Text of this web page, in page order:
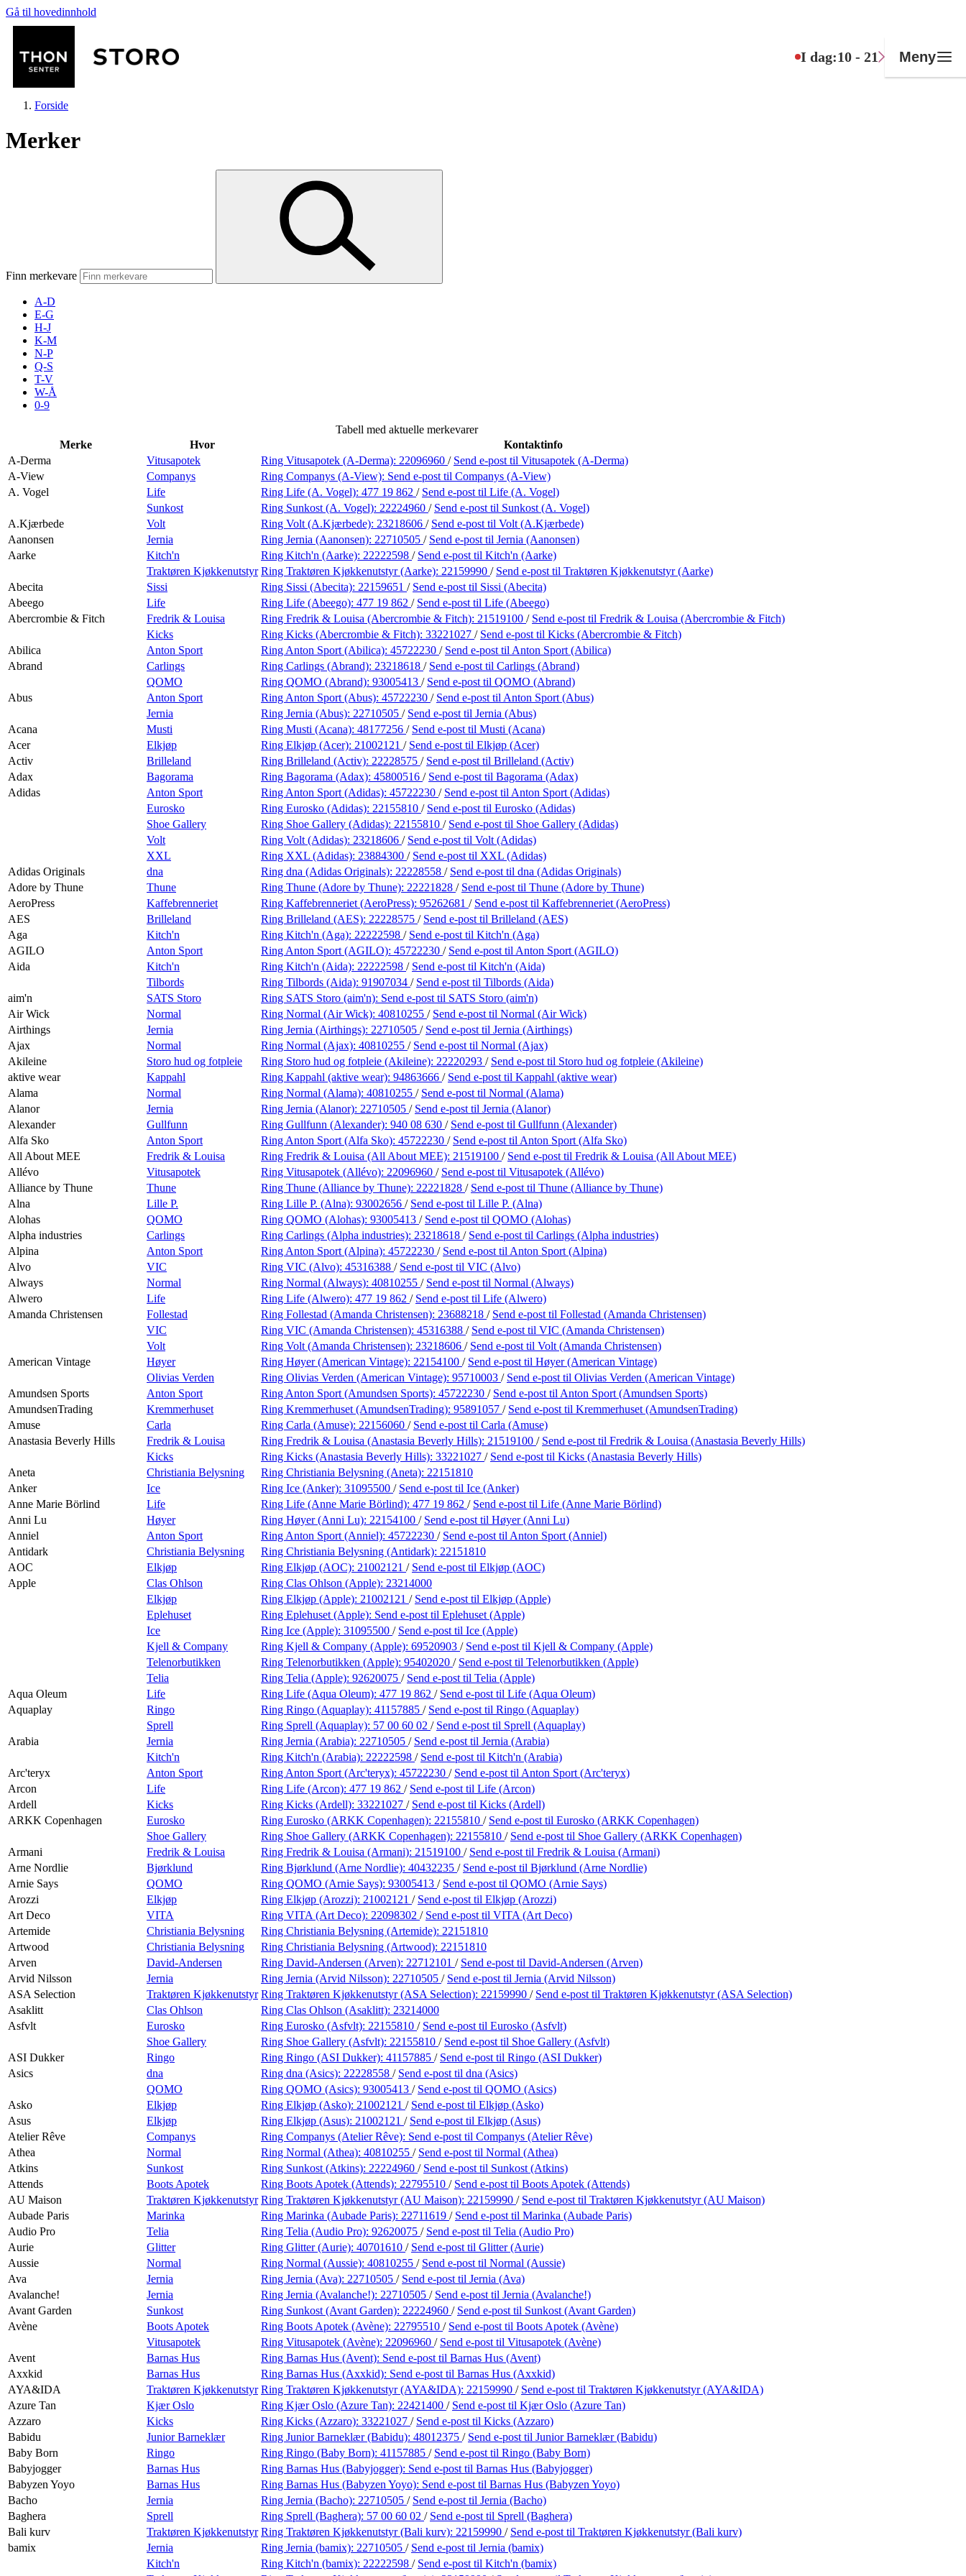
Gå til hovedinnhold
I dag:10 - 21 Meny
Mat og drikke
Merker
Inspirasjon
Åpningstider
Praktisk informasjon
Ledige stillinger
Forside
Merker
Finn merkevare
A-D
E-G
H-J
K-M
N-P
Q-S
T-V
W-Å
0-9
Tabell med aktuelle merkevarer
Merke
Hvor
Kontaktinfo
A-Derma
Vitusapotek Ring Vitusapotek (A-Derma): 22096960 / Send e-post til Vitusapotek (A-Derma)
A-View
Companys Ring Companys (A-View): Send e-post til Companys (A-View)
A. Vogel
Life Ring Life (A. Vogel): 477 19 862 / Send e-post til Life (A. Vogel)
Sunkost
Ring Sunkost (A. Vogel): 22224960 / Send e-post til Sunkost (A. Vogel)
A.Kjærbede
Volt Ring Volt (A.Kjærbede): 23218606 / Send e-post til Volt (A.Kjærbede)
Aanonsen
Jernia Ring Jernia (Aanonsen): 22710505 / Send e-post til Jernia (Aanonsen)
Aarke
Kitch'n Ring Kitch'n (Aarke): 22222598 / Send e-post til Kitch'n (Aarke)
Traktøren Kjøkkenutstyr Ring Traktøren Kjøkkenutstyr (Aarke): 22159990 / Send e-post til Traktøren Kjøkkenutstyr (Aarke)
Abecita
Sissi Ring Sissi (Abecita): 22159651 / Send e-post til Sissi (Abecita)
Abeego
Life Ring Life (Abeego): 477 19 862 / Send e-post til Life (Abeego)
Abercrombie & Fitch
Fredrik & Louisa Ring Fredrik & Louisa (Abercrombie & Fitch): 21519100 / Send e-post til Fredrik & Louisa (Abercrombie & Fitch)
Kicks
Ring Kicks (Abercrombie & Fitch): 33221027 / Send e-post til Kicks (Abercrombie & Fitch)
Abilica
Anton Sport Ring Anton Sport (Abilica): 45722230 / Send e-post til Anton Sport (Abilica)
Abrand
Carlings Ring Carlings (Abrand): 23218618 / Send e-post til Carlings (Abrand)
QOMO
Ring QOMO (Abrand): 93005413 / Send e-post til QOMO (Abrand)
Abus
Anton Sport Ring Anton Sport (Abus): 45722230 / Send e-post til Anton Sport (Abus)
Jernia
Ring Jernia (Abus): 22710505 / Send e-post til Jernia (Abus)
Acana
Musti Ring Musti (Acana): 48177256 / Send e-post til Musti (Acana)
Acer
Elkjøp Ring Elkjøp (Acer): 21002121 / Send e-post til Elkjøp (Acer)
Activ
Brilleland Ring Brilleland (Activ): 22228575 / Send e-post til Brilleland (Activ)
Adax
Bagorama Ring Bagorama (Adax): 45800516 / Send e-post til Bagorama (Adax)
Adidas
Anton Sport Ring Anton Sport (Adidas): 45722230 / Send e-post til Anton Sport (Adidas)
Eurosko
Ring Eurosko (Adidas): 22155810 / Send e-post til Eurosko (Adidas)
Shoe Gallery
Ring Shoe Gallery (Adidas): 22155810 / Send e-post til Shoe Gallery (Adidas)
Volt
Ring Volt (Adidas): 23218606 / Send e-post til Volt (Adidas)
XXL
Ring XXL (Adidas): 23884300 / Send e-post til XXL (Adidas)
Adidas Originals
dna Ring dna (Adidas Originals): 22228558 / Send e-post til dna (Adidas Originals)
Adore by Thune
Thune Ring Thune (Adore by Thune): 22221828 / Send e-post til Thune (Adore by Thune)
AeroPress
Kaffebrenneriet Ring Kaffebrenneriet (AeroPress): 95262681 / Send e-post til Kaffebrenneriet (AeroPress)
AES
Brilleland Ring Brilleland (AES): 22228575 / Send e-post til Brilleland (AES)
Aga
Kitch'n Ring Kitch'n (Aga): 22222598 / Send e-post til Kitch'n (Aga)
AGILO
Anton Sport Ring Anton Sport (AGILO): 45722230 / Send e-post til Anton Sport (AGILO)
Aida
Kitch'n Ring Kitch'n (Aida): 22222598 / Send e-post til Kitch'n (Aida)
Tilbords
Ring Tilbords (Aida): 91907034 / Send e-post til Tilbords (Aida)
aim'n
SATS Storo Ring SATS Storo (aim'n): Send e-post til SATS Storo (aim'n)
Air Wick
Normal Ring Normal (Air Wick): 40810255 / Send e-post til Normal (Air Wick)
Airthings
Jernia Ring Jernia (Airthings): 22710505 / Send e-post til Jernia (Airthings)
Ajax
Normal Ring Normal (Ajax): 40810255 / Send e-post til Normal (Ajax)
Akileine
Storo hud og fotpleie Ring Storo hud og fotpleie (Akileine): 22220293 / Send e-post til Storo hud og fotpleie (Akileine)
aktive wear
Kappahl Ring Kappahl (aktive wear): 94863666 / Send e-post til Kappahl (aktive wear)
Alama
Normal Ring Normal (Alama): 40810255 / Send e-post til Normal (Alama)
Alanor
Jernia Ring Jernia (Alanor): 22710505 / Send e-post til Jernia (Alanor)
Alexander
Gullfunn Ring Gullfunn (Alexander): 940 08 630 / Send e-post til Gullfunn (Alexander)
Alfa Sko
Anton Sport Ring Anton Sport (Alfa Sko): 45722230 / Send e-post til Anton Sport (Alfa Sko)
All About MEE
Fredrik & Louisa Ring Fredrik & Louisa (All About MEE): 21519100 / Send e-post til Fredrik & Louisa (All About MEE)
Allévo
Vitusapotek Ring Vitusapotek (Allévo): 22096960 / Send e-post til Vitusapotek (Allévo)
Alliance by Thune
Thune Ring Thune (Alliance by Thune): 22221828 / Send e-post til Thune (Alliance by Thune)
Alna
Lille P. Ring Lille P. (Alna): 93002656 / Send e-post til Lille P. (Alna)
Alohas
QOMO Ring QOMO (Alohas): 93005413 / Send e-post til QOMO (Alohas)
Alpha industries
Carlings Ring Carlings (Alpha industries): 23218618 / Send e-post til Carlings (Alpha industries)
Alpina
Anton Sport Ring Anton Sport (Alpina): 45722230 / Send e-post til Anton Sport (Alpina)
Alvo
VIC Ring VIC (Alvo): 45316388 / Send e-post til VIC (Alvo)
Always
Normal Ring Normal (Always): 40810255 / Send e-post til Normal (Always)
Alwero
Life Ring Life (Alwero): 477 19 862 / Send e-post til Life (Alwero)
Amanda Christensen
Follestad Ring Follestad (Amanda Christensen): 23688218 / Send e-post til Follestad (Amanda Christensen)
VIC
Ring VIC (Amanda Christensen): 45316388 / Send e-post til VIC (Amanda Christensen)
Volt
Ring Volt (Amanda Christensen): 23218606 / Send e-post til Volt (Amanda Christensen)
American Vintage
Høyer Ring Høyer (American Vintage): 22154100 / Send e-post til Høyer (American Vintage)
Olivias Verden
Ring Olivias Verden (American Vintage): 95710003 / Send e-post til Olivias Verden (American Vintage)
Amundsen Sports
Anton Sport Ring Anton Sport (Amundsen Sports): 45722230 / Send e-post til Anton Sport (Amundsen Sports)
AmundsenTrading
Kremmerhuset Ring Kremmerhuset (AmundsenTrading): 95891057 / Send e-post til Kremmerhuset (AmundsenTrading)
Amuse
Carla Ring Carla (Amuse): 22156060 / Send e-post til Carla (Amuse)
Anastasia Beverly Hills
Fredrik & Louisa Ring Fredrik & Louisa (Anastasia Beverly Hills): 21519100 / Send e-post til Fredrik & Louisa (Anastasia Beverly Hills)
Kicks
Ring Kicks (Anastasia Beverly Hills): 33221027 / Send e-post til Kicks (Anastasia Beverly Hills)
Aneta
Christiania Belysning Ring Christiania Belysning (Aneta): 22151810
Anker
Ice Ring Ice (Anker): 31095500 / Send e-post til Ice (Anker)
Anne Marie Börlind
Life Ring Life (Anne Marie Börlind): 477 19 862 / Send e-post til Life (Anne Marie Börlind)
Anni Lu
Høyer Ring Høyer (Anni Lu): 22154100 / Send e-post til Høyer (Anni Lu)
Anniel
Anton Sport Ring Anton Sport (Anniel): 45722230 / Send e-post til Anton Sport (Anniel)
Antidark
Christiania Belysning Ring Christiania Belysning (Antidark): 22151810
AOC
Elkjøp Ring Elkjøp (AOC): 21002121 / Send e-post til Elkjøp (AOC)
Apple
Clas Ohlson Ring Clas Ohlson (Apple): 23214000
Elkjøp
Ring Elkjøp (Apple): 21002121 / Send e-post til Elkjøp (Apple)
Eplehuset
Ring Eplehuset (Apple): Send e-post til Eplehuset (Apple)
Ice
Ring Ice (Apple): 31095500 / Send e-post til Ice (Apple)
Kjell & Company
Ring Kjell & Company (Apple): 69520903 / Send e-post til Kjell & Company (Apple)
Telenorbutikken
Ring Telenorbutikken (Apple): 95402020 / Send e-post til Telenorbutikken (Apple)
Telia
Ring Telia (Apple): 92620075 / Send e-post til Telia (Apple)
Aqua Oleum
Life Ring Life (Aqua Oleum): 477 19 862 / Send e-post til Life (Aqua Oleum)
Aquaplay
Ringo Ring Ringo (Aquaplay): 41157885 / Send e-post til Ringo (Aquaplay)
Sprell
Ring Sprell (Aquaplay): 57 00 60 02 / Send e-post til Sprell (Aquaplay)
Arabia
Jernia Ring Jernia (Arabia): 22710505 / Send e-post til Jernia (Arabia)
Kitch'n
Ring Kitch'n (Arabia): 22222598 / Send e-post til Kitch'n (Arabia)
Arc'teryx
Anton Sport Ring Anton Sport (Arc'teryx): 45722230 / Send e-post til Anton Sport (Arc'teryx)
Arcon
Life Ring Life (Arcon): 477 19 862 / Send e-post til Life (Arcon)
Ardell
Kicks Ring Kicks (Ardell): 33221027 / Send e-post til Kicks (Ardell)
ARKK Copenhagen
Eurosko Ring Eurosko (ARKK Copenhagen): 22155810 / Send e-post til Eurosko (ARKK Copenhagen)
Shoe Gallery
Ring Shoe Gallery (ARKK Copenhagen): 22155810 / Send e-post til Shoe Gallery (ARKK Copenhagen)
Armani
Fredrik & Louisa Ring Fredrik & Louisa (Armani): 21519100 / Send e-post til Fredrik & Louisa (Armani)
Arne Nordlie
Bjørklund Ring Bjørklund (Arne Nordlie): 40432235 / Send e-post til Bjørklund (Arne Nordlie)
Arnie Says
QOMO Ring QOMO (Arnie Says): 93005413 / Send e-post til QOMO (Arnie Says)
Arozzi
Elkjøp Ring Elkjøp (Arozzi): 21002121 / Send e-post til Elkjøp (Arozzi)
Art Deco
VITA Ring VITA (Art Deco): 22098302 / Send e-post til VITA (Art Deco)
Artemide
Christiania Belysning Ring Christiania Belysning (Artemide): 22151810
Artwood
Christiania Belysning Ring Christiania Belysning (Artwood): 22151810
Arven
David-Andersen Ring David-Andersen (Arven): 22712101 / Send e-post til David-Andersen (Arven)
Arvid Nilsson
Jernia Ring Jernia (Arvid Nilsson): 22710505 / Send e-post til Jernia (Arvid Nilsson)
ASA Selection
Traktøren Kjøkkenutstyr Ring Traktøren Kjøkkenutstyr (ASA Selection): 22159990 / Send e-post til Traktøren Kjøkkenutstyr (ASA Selection)
Asaklitt
Clas Ohlson Ring Clas Ohlson (Asaklitt): 23214000
Asfvlt
Eurosko Ring Eurosko (Asfvlt): 22155810 / Send e-post til Eurosko (Asfvlt)
Shoe Gallery
Ring Shoe Gallery (Asfvlt): 22155810 / Send e-post til Shoe Gallery (Asfvlt)
ASI Dukker
Ringo Ring Ringo (ASI Dukker): 41157885 / Send e-post til Ringo (ASI Dukker)
Asics
dna Ring dna (Asics): 22228558 / Send e-post til dna (Asics)
QOMO
Ring QOMO (Asics): 93005413 / Send e-post til QOMO (Asics)
Asko
Elkjøp Ring Elkjøp (Asko): 21002121 / Send e-post til Elkjøp (Asko)
Asus
Elkjøp Ring Elkjøp (Asus): 21002121 / Send e-post til Elkjøp (Asus)
Atelier Rêve
Companys Ring Companys (Atelier Rêve): Send e-post til Companys (Atelier Rêve)
Athea
Normal Ring Normal (Athea): 40810255 / Send e-post til Normal (Athea)
Atkins
Sunkost Ring Sunkost (Atkins): 22224960 / Send e-post til Sunkost (Atkins)
Attends
Boots Apotek Ring Boots Apotek (Attends): 22795510 / Send e-post til Boots Apotek (Attends)
AU Maison
Traktøren Kjøkkenutstyr Ring Traktøren Kjøkkenutstyr (AU Maison): 22159990 / Send e-post til Traktøren Kjøkkenutstyr (AU Maison)
Aubade Paris
Marinka Ring Marinka (Aubade Paris): 22711619 / Send e-post til Marinka (Aubade Paris)
Audio Pro
Telia Ring Telia (Audio Pro): 92620075 / Send e-post til Telia (Audio Pro)
Aurie
Glitter Ring Glitter (Aurie): 40701610 / Send e-post til Glitter (Aurie)
Aussie
Normal Ring Normal (Aussie): 40810255 / Send e-post til Normal (Aussie)
Ava
Jernia Ring Jernia (Ava): 22710505 / Send e-post til Jernia (Ava)
Avalanche!
Jernia Ring Jernia (Avalanche!): 22710505 / Send e-post til Jernia (Avalanche!)
Avant Garden
Sunkost Ring Sunkost (Avant Garden): 22224960 / Send e-post til Sunkost (Avant Garden)
Avène
Boots Apotek Ring Boots Apotek (Avène): 22795510 / Send e-post til Boots Apotek (Avène)
Vitusapotek
Ring Vitusapotek (Avène): 22096960 / Send e-post til Vitusapotek (Avène)
Avent
Barnas Hus Ring Barnas Hus (Avent): Send e-post til Barnas Hus (Avent)
Axxkid
Barnas Hus Ring Barnas Hus (Axxkid): Send e-post til Barnas Hus (Axxkid)
AYA&IDA
Traktøren Kjøkkenutstyr Ring Traktøren Kjøkkenutstyr (AYA&IDA): 22159990 / Send e-post til Traktøren Kjøkkenutstyr (AYA&IDA)
Azure Tan
Kjær Oslo Ring Kjær Oslo (Azure Tan): 22421400 / Send e-post til Kjær Oslo (Azure Tan)
Azzaro
Kicks Ring Kicks (Azzaro): 33221027 / Send e-post til Kicks (Azzaro)
Babidu
Junior Barneklær Ring Junior Barneklær (Babidu): 48012375 / Send e-post til Junior Barneklær (Babidu)
Baby Born
Ringo Ring Ringo (Baby Born): 41157885 / Send e-post til Ringo (Baby Born)
Babyjogger
Barnas Hus Ring Barnas Hus (Babyjogger): Send e-post til Barnas Hus (Babyjogger)
Babyzen Yoyo
Barnas Hus Ring Barnas Hus (Babyzen Yoyo): Send e-post til Barnas Hus (Babyzen Yoyo)
Bacho
Jernia Ring Jernia (Bacho): 22710505 / Send e-post til Jernia (Bacho)
Baghera
Sprell Ring Sprell (Baghera): 57 00 60 02 / Send e-post til Sprell (Baghera)
Bali kurv
Traktøren Kjøkkenutstyr Ring Traktøren Kjøkkenutstyr (Bali kurv): 22159990 / Send e-post til Traktøren Kjøkkenutstyr (Bali kurv)
bamix
Jernia Ring Jernia (bamix): 22710505 / Send e-post til Jernia (bamix)
Kitch'n
Ring Kitch'n (bamix): 22222598 / Send e-post til Kitch'n (bamix)